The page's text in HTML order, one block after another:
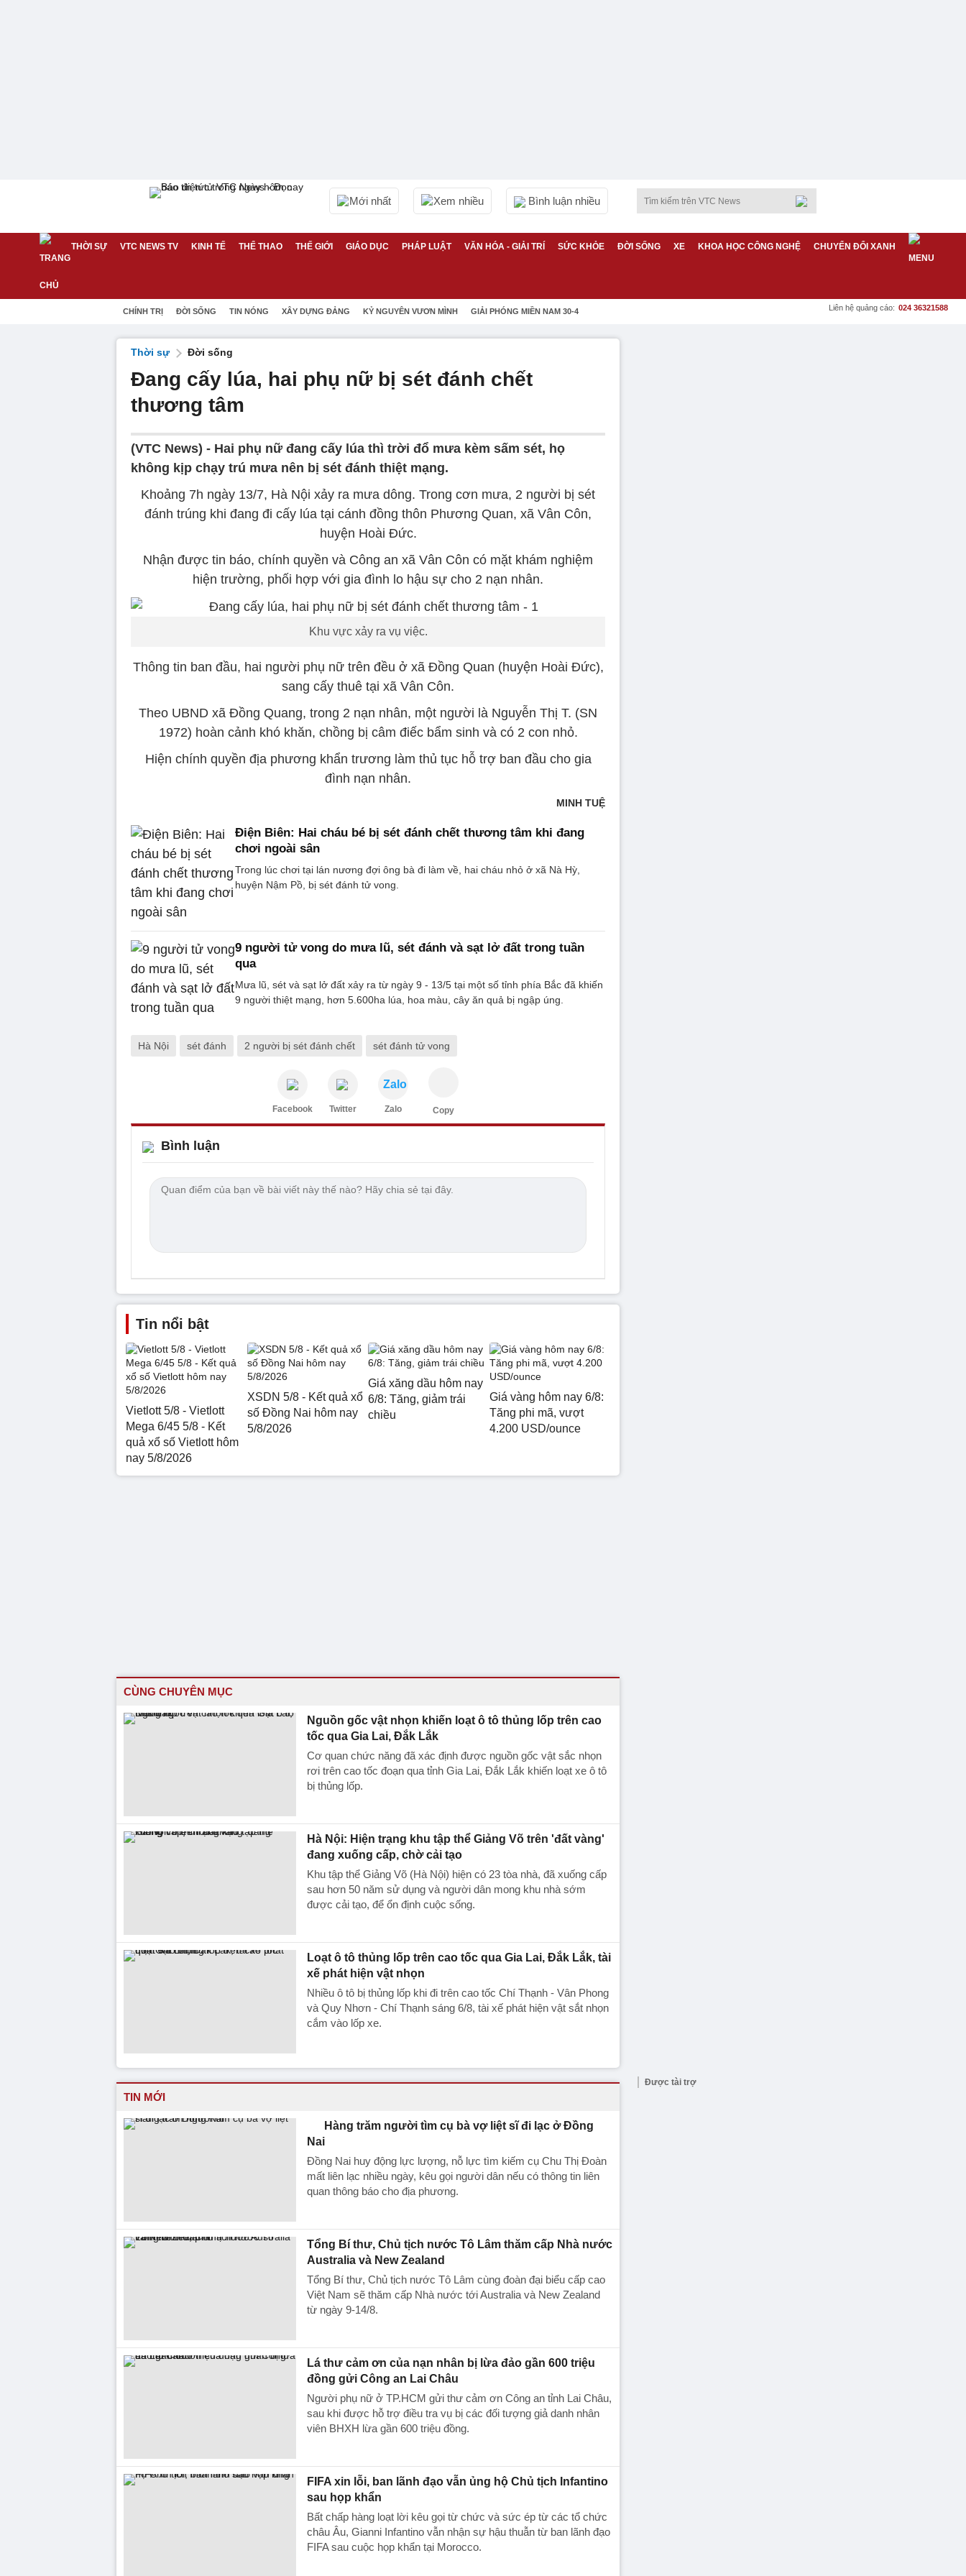
Mới nhất Xem nhiều Bình luận nhiều
THỜI SỰ VTC NEWS TV KINH TẾ THỂ THAO THẾ GIỚI GIÁO DỤC PHÁP LUẬT VĂN HÓA - GIẢI TRÍ SỨC KHỎE ĐỜI SỐNG XE KHOA HỌC CÔNG NGHỆ CHUYỂN ĐỔI XANH
CHÍNH TRỊ ĐỜI SỐNG TIN NÓNG XÂY DỰNG ĐẢNG KỶ NGUYÊN VƯƠN MÌNH GIẢI PHÓNG MIỀN NAM 30-4 Liên hệ quảng cáo: 024 36321588
Thời sự Đời sống
Đang cấy lúa, hai phụ nữ bị sét đánh chết
thương tâm
(VTC News) - Hai phụ nữ đang cấy lúa thì trời đổ mưa kèm sấm sét, họ
không kịp chạy trú mưa nên bị sét đánh thiệt mạng.
Khoảng 7h ngày 13/7, Hà Nội xảy ra mưa dông. Trong cơn mưa, 2 người bị sét
đánh trúng khi đang đi cấy lúa tại cánh đồng thôn Phương Quan, xã Vân Côn,
huyện Hoài Đức.
Nhận được tin báo, chính quyền và Công an xã Vân Côn có mặt khám nghiệm
hiện trường, phối hợp với gia đình lo hậu sự cho 2 nạn nhân.
Khu vực xảy ra vụ việc.
Thông tin ban đầu, hai người phụ nữ trên đều ở xã Đồng Quan (huyện Hoài Đức),
sang cấy thuê tại xã Vân Côn.
Theo UBND xã Đồng Quang, trong 2 nạn nhân, một người là Nguyễn Thị T. (SN
1972) hoàn cảnh khó khăn, chồng bị câm điếc bẩm sinh và có 2 con nhỏ.
Hiện chính quyền địa phương khẩn trương làm thủ tục hỗ trợ ban đầu cho gia
đình nạn nhân.
MINH TUỆ
Điện Biên: Hai cháu bé bị sét đánh chết thương tâm khi đang
chơi ngoài sân
Trong lúc chơi tại lán nương đợi ông bà đi làm về, hai cháu nhỏ ở xã Nà Hỳ,
huyện Nậm Pồ, bị sét đánh tử vong.
9 người tử vong do mưa lũ, sét đánh và sạt lở đất trong tuần
qua
Mưa lũ, sét và sạt lở đất xảy ra từ ngày 9 - 13/5 tại một số tỉnh phía Bắc đã khiến
9 người thiệt mạng, hơn 5.600ha lúa, hoa màu, cây ăn quả bị ngập úng.
Hà Nội sét đánh 2 người bị sét đánh chết sét đánh tử vong
Facebook Twitter
Zalo
Zalo Copy
Bình luận
Tin nổi bật
Vietlott 5/8 - Vietlott
Mega 6/45 5/8 - Kết
quả xổ số Vietlott hôm
nay 5/8/2026
XSDN 5/8 - Kết quả xổ
số Đồng Nai hôm nay
5/8/2026
Giá xăng dầu hôm nay
6/8: Tăng, giảm trái
chiều
Giá vàng hôm nay 6/8:
Tăng phi mã, vượt
4.200 USD/ounce
CÙNG CHUYÊN MỤC
Nguồn gốc vật nhọn khiến loạt ô tô thủng lốp trên cao
tốc qua Gia Lai, Đắk Lắk
Cơ quan chức năng đã xác định được nguồn gốc vật sắc nhọn
rơi trên cao tốc đoạn qua tỉnh Gia Lai, Đắk Lắk khiến loạt xe ô tô
bị thủng lốp.
Hà Nội: Hiện trạng khu tập thể Giảng Võ trên 'đất vàng'
đang xuống cấp, chờ cải tạo
Khu tập thể Giảng Võ (Hà Nội) hiện có 23 tòa nhà, đã xuống cấp
sau hơn 50 năm sử dụng và người dân mong khu nhà sớm
được cải tạo, để ổn định cuộc sống.
Loạt ô tô thủng lốp trên cao tốc qua Gia Lai, Đắk Lắk, tài
xế phát hiện vật nhọn
Nhiều ô tô bị thủng lốp khi đi trên cao tốc Chí Thạnh - Vân Phong
và Quy Nhơn - Chí Thạnh sáng 6/8, tài xế phát hiện vật sắt nhọn
cắm vào lốp xe.
TIN MỚI
Hàng trăm người tìm cụ bà vợ liệt sĩ đi lạc ở Đồng
Nai
Đồng Nai huy động lực lượng, nỗ lực tìm kiếm cụ Chu Thị Đoàn
mất liên lạc nhiều ngày, kêu gọi người dân nếu có thông tin liên
quan thông báo cho địa phương.
Tổng Bí thư, Chủ tịch nước Tô Lâm thăm cấp Nhà nước
Australia và New Zealand
Tổng Bí thư, Chủ tịch nước Tô Lâm cùng đoàn đại biểu cấp cao
Việt Nam sẽ thăm cấp Nhà nước tới Australia và New Zealand
từ ngày 9-14/8.
Lá thư cảm ơn của nạn nhân bị lừa đảo gần 600 triệu
đồng gửi Công an Lai Châu
Người phụ nữ ở TP.HCM gửi thư cảm ơn Công an tỉnh Lai Châu,
sau khi được hỗ trợ điều tra vụ bị các đối tượng giả danh nhân
viên BHXH lừa gần 600 triệu đồng.
FIFA xin lỗi, ban lãnh đạo vẫn ủng hộ Chủ tịch Infantino
sau họp khẩn
Bất chấp hàng loạt lời kêu gọi từ chức và sức ép từ các tổ chức
châu Âu, Gianni Infantino vẫn nhận sự hậu thuẫn từ ban lãnh đạo
FIFA sau cuộc họp khẩn tại Morocco.
Được tài trợ